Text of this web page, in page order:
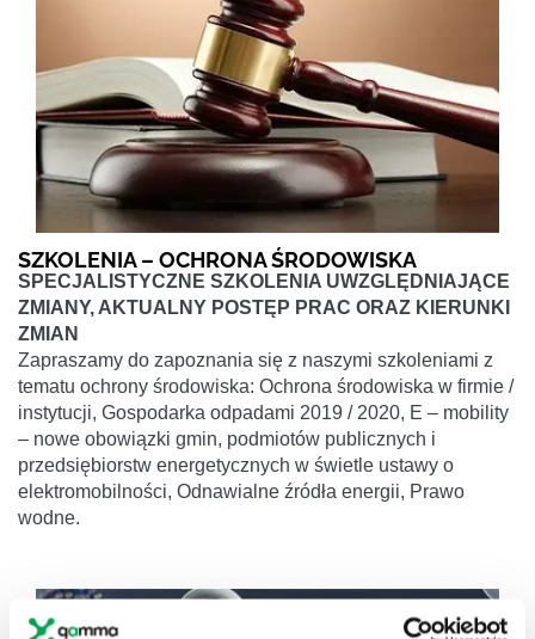
SZKOLENIA – OCHRONA ŚRODOWISKA
SPECJALISTYCZNE SZKOLENIA UWZGLĘDNIAJĄCE
ZMIANY, AKTUALNY POSTĘP PRAC ORAZ KIERUNKI
ZMIAN
Zapraszamy do zapoznania się z naszymi szkoleniami z
tematu ochrony środowiska: Ochrona środowiska w firmie /
instytucji, Gospodarka odpadami 2019 / 2020, E – mobility
– nowe obowiązki gmin, podmiotów publicznych i
przedsiębiorstw energetycznych w świetle ustawy o
elektromobilności, Odnawialne źródła energii, Prawo
wodne.